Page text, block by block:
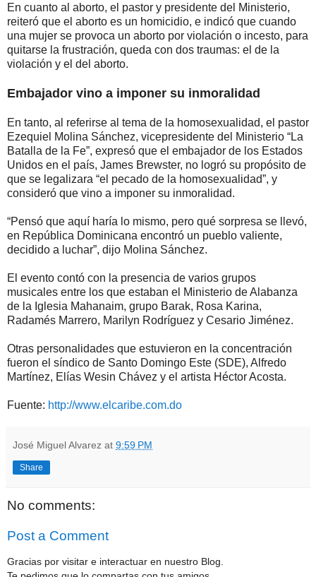
En cuanto al aborto, el pastor y presidente del Ministerio,
reiteró que el aborto es un homicidio, e indicó que cuando
una mujer se provoca un aborto por violación o incesto, para
quitarse la frustración, queda con dos traumas: el de la
violación y el del aborto.
Embajador vino a imponer su inmoralidad
En tanto, al referirse al tema de la homosexualidad, el pastor
Ezequiel Molina Sánchez, vicepresidente del Ministerio “La
Batalla de la Fe”, expresó que el embajador de los Estados
Unidos en el país, James Brewster, no logró su propósito de
que se legalizara “el pecado de la homosexualidad”, y
consideró que vino a imponer su inmoralidad.
“Pensó que aquí haría lo mismo, pero qué sorpresa se llevó,
en República Dominicana encontró un pueblo valiente,
decidido a luchar”, dijo Molina Sánchez.
El evento contó con la presencia de varios grupos
musicales entre los que estaban el Ministerio de Alabanza
de la Iglesia Mahanaim, grupo Barak, Rosa Karina,
Radamés Marrero, Marilyn Rodríguez y Cesario Jiménez.
Otras personalidades que estuvieron en la concentración
fueron el síndico de Santo Domingo Este (SDE), Alfredo
Martínez, Elías Wesin Chávez y el artista Héctor Acosta.
Fuente: http://www.elcaribe.com.do
José Miguel Alvarez at 9:59 PM
Share
No comments:
Post a Comment
Gracias por visitar e interactuar en nuestro Blog.